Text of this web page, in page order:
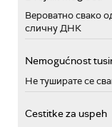
Вероватно свако
сличну ДНК
Nemogućnost
Не туширате се
Cestitke za uspeh